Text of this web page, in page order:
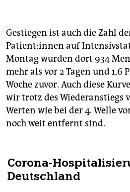
Gestiegen ist auch die Zahl
Patient:innen auf
Montag wurden dort 934
mehr als vor 2 Tagen und 1,6
Woche zuvor. Auch diese
wir trotz des Wiederanstiegs
Werten wie bei der 4. Welle
noch weit entfernt sind.